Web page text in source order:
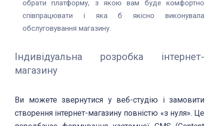
обрати платформу, з якою вам буде комфортно
співпрацювати і яка б якісно виконувала
обслуговування магазину.
Індивідуальна розробка інтернет-
магазину
Ви можете звернутися у веб-студію і замовити
створення інтернет-магазину повністю «з нуля». Це